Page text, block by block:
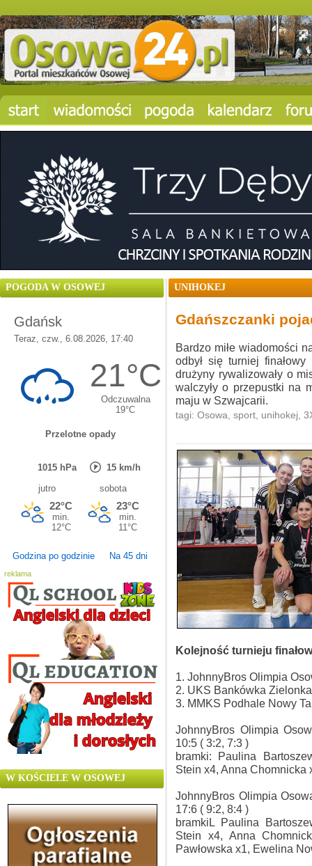
POGODA W OSOWEJ
Godzina po godzinie Na 45 dni
reklama
W KOŚCIELE W OSOWEJ
UNIHOKEJ
Gdańszczanki
Bardzo miłe wiadomości
odbył się turniej
drużyny rywalizowały o
walczyły o przepustki na
maju w Szwajcarii.
tagi: Osowa, sport, unihokej,
Kolejność turnieju
1. JohnnyBros Olimpia
2. UKS Bankówka Zielonka
3. MMKS Podhale Nowy
JohnnyBros Olimpia
10:5 ( 3:2, 7:3 )
bramki: Paulina
Stein x4, Anna Chomnicka
JohnnyBros Olimpia
17:6 ( 9:2, 8:4 )
bramkiL Paulina
Stein x4, Anna
Pawłowska x1, Ewelina